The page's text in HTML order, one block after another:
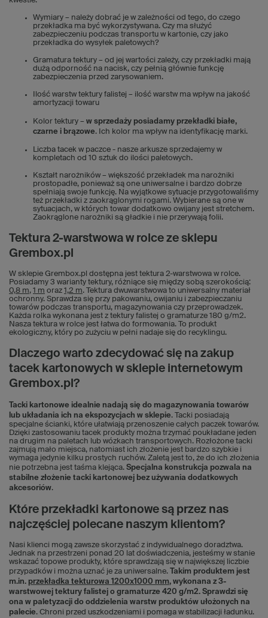
Wymiary – należy dobrać je w zależności od tego, do czego
przekładka ma być wykorzystywana. Czy ma służyć
zabezpieczeniu podczas transportu w kartonie, czy jako
przekładka do wysyłek paletowych?
Gramatura tektury – od jej wartości zależy, czy przekładki mają
dużą odporność na nacisk, czy pełnią głównie funkcję
zabezpieczenia przed zarysowaniem.
Ilość warstw tektury falistej – ilość warstw ma wpływ na jakość
amortyzacji towaru
Kolor tektury – w sprzedaży posiadamy przekładki białe,
czarne i brązowe. Ich kolor ma wpływ na identyfikację marki.
Liczba tacek w paczce - nasze arkusze sprzedajemy w
kompletach od 10 sztuk do ilości paletowych.
Kształt narożników – większość przekładek ma narożniki
prostopadłe, ponieważ są one uniwersalne i bardzo dobrze
spełniają swoje funkcję. Na wyjątkowe sytuacje przygotowaliśmy
też przekładki z zaokrąglonymi rogami. Wybierane są one w
sytuacjach, w których towar dodatkowo owijany jest stretchem.
Zaokrąglone narożniki są gładkie i nie przerywają folii.
Tektura 2-warstwowa w rolce ze sklepu
Grembox.pl
W sklepie Grembox.pl dostępna jest tektura 2-warstwowa w rolce.
Posiadamy 3 warianty tektury, różniące się między sobą szerokością:
0,8 m, 1 m oraz 1,2 m. Tektura dwuwarstwowa to uniwersalny materiał
ochronny. Sprawdza się przy pakowaniu, owijaniu i zabezpieczaniu
towarów podczas transportu, magazynowania czy przeprowadzek.
Każda rolka wykonana jest z tektury falistej o gramaturze 180 g/m2.
Nasza tektura w rolce jest łatwa do formowania. To produkt
ekologiczny, który po zużyciu w pełni nadaje się do recyklingu.
Dlaczego warto zdecydować się na zakup
tacek kartonowych w sklepie internetowym
Grembox.pl?
Tacki kartonowe idealnie nadają się do magazynowania towarów
lub układania ich na ekspozycjach w sklepie. Tacki posiadają
specjalne ścianki, które ułatwiają przenoszenie całych paczek towarów.
Dzięki zastosowaniu tacek produkty można trzymać poukładane jeden
na drugim na paletach lub wózkach transportowych. Rozłożone tacki
zajmują mało miejsca, natomiast ich złożenie jest bardzo szybkie i
wymaga jedynie kilku prostych ruchów. Zaletą jest to, że do ich złożenia
nie potrzebna jest taśma klejąca. Specjalna konstrukcja pozwala na
stabilne złożenie tacki kartonowej bez używania dodatkowych
akcesoriów.
Które przekładki kartonowe są przez nas
najczęściej polecane naszym klientom?
Nasi klienci mogą zawsze skorzystać z indywidualnego doradztwa.
Jednak na przestrzeni ponad 20 lat doświadczenia, jesteśmy w stanie
wskazać topowe produkty, które sprawdzają się w największej liczbie
przypadków i można uznać je za uniwersalne. Takim produktem jest
m.in. przekładka tekturowa 1200x1000 mm, wykonana z 3-
warstwowej tektury falistej o gramaturze 420 g/m2. Sprawdzi się
ona w paletyzacji do oddzielenia warstw produktów ułożonych na
palecie. Chroni przed uszkodzeniami i pomaga w stabilizacji ładunku.